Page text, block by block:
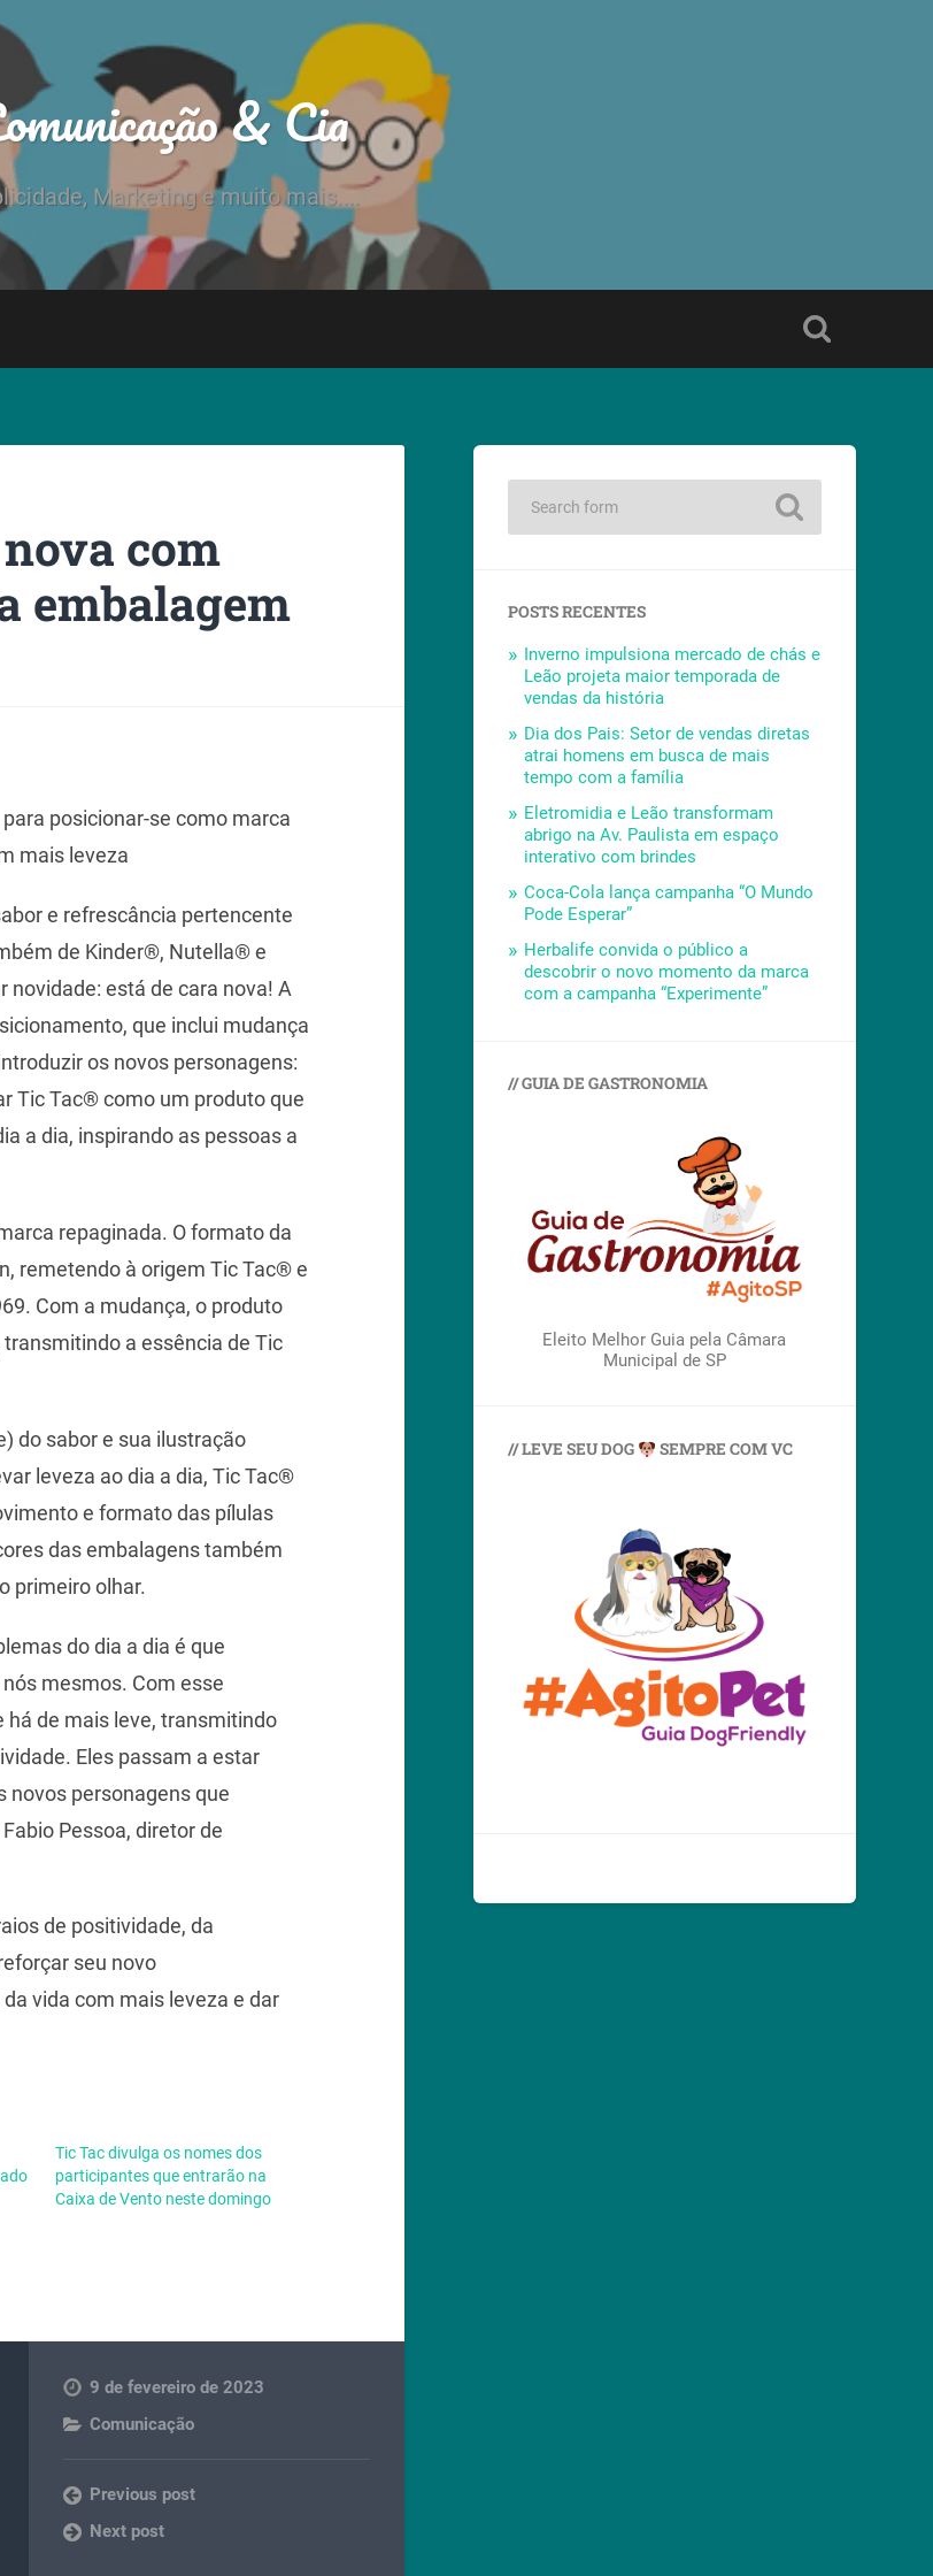
& Cia
Marketing e muito mais....
com
embalagem
posicionar-se como marca
mais leveza
e refrescância pertencente
de Kinder®, Nutella® e
está de cara nova! A
que inclui mudança
os novos personagens:
Tic Tac® como um produto que
a dia, inspirando as pessoas a
repaginada. O formato da
remetendo à origem Tic Tac® e
Com a mudança, o produto
transmitindo a essência de Tic
do sabor e sua ilustração
leveza ao dia a dia, Tic Tac®
e formato das pílulas
das embalagens também
primeiro olhar.
do dia a dia é que
mesmos. Com esse
há de mais leve, transmitindo
Eles passam a estar
novos personagens que
Pessoa, diretor de
de positividade, da
seu novo
vida com mais leveza e dar
Tic Tac divulga os nomes dos
participantes que entrarão na
Caixa de Vento neste domingo
9 de fevereiro de 2023
Comunicação
Previous post
Next post
POSTS RECENTES
Inverno impulsiona mercado de chás e
Leão projeta maior temporada de
vendas da história
Dia dos Pais: Setor de vendas diretas
atrai homens em busca de mais
tempo com a família
Eletromidia e Leão transformam
abrigo na Av. Paulista em espaço
interativo com brindes
Coca-Cola lança campanha “O Mundo
Pode Esperar”
Herbalife convida o público a
descobrir o novo momento da marca
com a campanha “Experimente”
// GUIA DE GASTRONOMIA
Eleito Melhor Guia pela Câmara
Municipal de SP
// LEVE SEU DOG SEMPRE COM VC